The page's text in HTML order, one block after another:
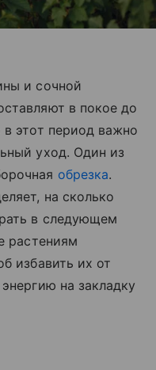
и сочной
в покое до
этот период важно
уход. Один из
обрезка.
на сколько
в следующем
растениям
избавить их от
на закладку